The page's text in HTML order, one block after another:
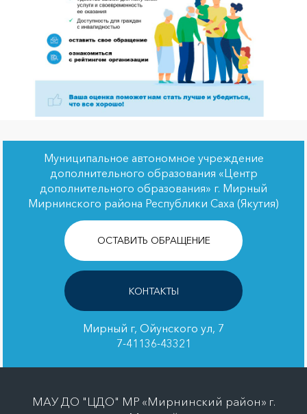
Муниципальное автономное учреждение
дополнительного образования «Центр
дополнительного образования» г. Мирный
Мирнинского района Республики Саха (Якутия)
ОСТАВИТЬ ОБРАЩЕНИЕ
КОНТАКТЫ
Мирный г, Ойунского ул, 7
7-41136-43321
МАУ ДО "ЦДО" МР «Мирнинский район» г.